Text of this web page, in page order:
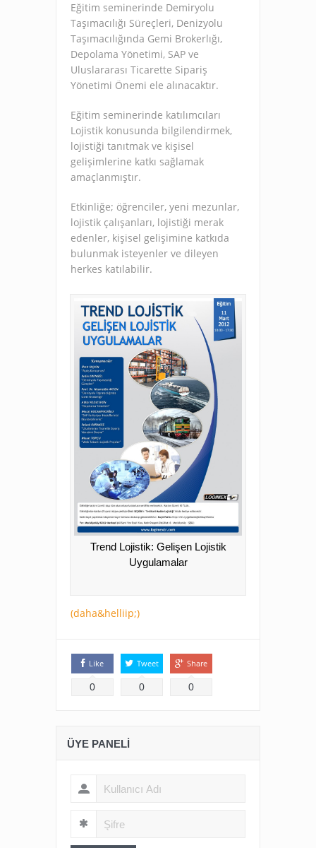
Eğitim seminerinde Demiryolu
Taşımacılığı Süreçleri, Denizyolu
Taşımacılığında Gemi Brokerlığı,
Depolama Yönetimi, SAP ve
Uluslararası Ticarette Sipariş
Yönetimi Önemi ele alınacaktır.
Eğitim seminerinde katılımcıları
Lojistik konusunda bilgilendirmek,
lojistiği tanıtmak ve kişisel
gelişimlerine katkı sağlamak
amaçlanmıştır.
Etkinliğe; öğrenciler, yeni mezunlar,
lojistik çalışanları, lojistiği merak
edenler, kişisel gelişimine katkıda
bulunmak isteyenler ve dileyen
herkes katılabilir.
Trend Lojistik: Gelişen Lojistik
Uygulamalar
(daha&helliip;)
Like
0
Tweet
0
Share
0
ÜYE PANELI